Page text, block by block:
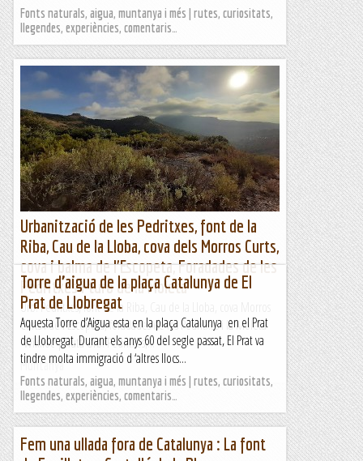
Fonts naturals, aigua, muntanya i més | rutes, curiositats,
llegendes, experiències, comentaris…
Urbanització de les Pedritxes, font de la
Riba, Cau de la Lloba, cova dels Morros Curts,
cova i balma de l'Escopeta, Foradades de les
Pedritxes i turó de la Moleta
Urb. Pedritxes, font de la Riba, Cau de la Lloba, cova Morros
Curts i de l'Escopeta, foradades de les Pedritxes i la Moleta
Wikiloc | Ruta Urb. Pedritxes,...
Muntanya
Torre d’aigua de la plaça Catalunya de El
Prat de Llobregat
Aquesta Torre d’Aigua esta en la plaça Catalunya en el Prat
de Llobregat. Durant els anys 60 del segle passat, El Prat va
tindre molta immigració d ‘altres llocs...
Fonts naturals, aigua, muntanya i més | rutes, curiositats,
llegendes, experiències, comentaris…
Fem una ullada fora de Catalunya : La font